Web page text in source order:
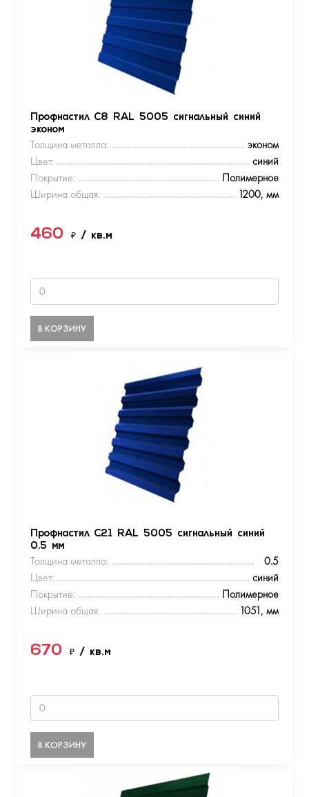
Профнастил С8 RAL 5005 сигнальный синий
эконом
Толщина металла:
эконом
Цвет:
синий
Покрытие:
Полимерное
Ширина общая:
1200, мм
460 ₽ / кв.м
В КОРЗИНУ
Профнастил С21 RAL 5005 сигнальный синий
0.5 мм
Толщина металла:
0.5
Цвет:
синий
Покрытие:
Полимерное
Ширина общая:
1051, мм
670 ₽ / кв.м
В КОРЗИНУ